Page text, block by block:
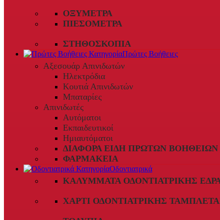
ΟΞΎΜΕΤΡΑ
ΠΙΕΣΌΜΕΤΡΑ
ΣΤΗΘΟΣΚΌΠΙΑ
Πρώτες Βοήθειες
Αξεσουάρ Απινιδωτών
Ηλεκτρόδια
Κουτιά Απινιδωτών
Μπαταρίες
Απινιδωτές
Αυτόματοι
Εκπαιδευτικοί
Ημιαυτόματοι
ΔΙΆΦΟΡΑ ΕΊΔΗ ΠΡΏΤΩΝ ΒΟΗΘΕΙΏΝ
ΦΑΡΜΑΚΕΊΑ
Οδοντιατρικά
ΚΑΛΎΜΜΑΤΑ ΟΔΟΝΤΙΑΤΡΙΚΉΣ
ΧΑΡΤΊ ΟΔΟΝΤΙΑΤΡΙΚΉΣ